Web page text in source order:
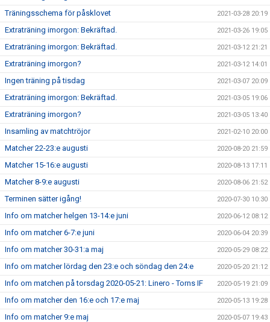
Träningsschema för påsklovet 2021-03-28 20:19
Extraträning imorgon: Bekräftad. 2021-03-26 19:05
Extraträning imorgon: Bekräftad. 2021-03-12 21:21
Extraträning imorgon? 2021-03-12 14:01
Ingen träning på tisdag 2021-03-07 20:09
Extraträning imorgon: Bekräftad. 2021-03-05 19:06
Extraträning imorgon? 2021-03-05 13:40
Insamling av matchtröjor 2021-02-10 20:00
Matcher 22-23:e augusti 2020-08-20 21:59
Matcher 15-16:e augusti 2020-08-13 17:11
Matcher 8-9:e augusti 2020-08-06 21:52
Terminen sätter igång! 2020-07-30 10:30
Info om matcher helgen 13-14:e juni 2020-06-12 08:12
Info om matcher 6-7:e juni 2020-06-04 20:39
Info om matcher 30-31:a maj 2020-05-29 08:22
Info om matcher lördag den 23:e och söndag den 24:e 2020-05-20 21:12
Info om matchen på torsdag 2020-05-21: Linero - Torns IF 2020-05-19 21:09
Info om matcher den 16:e och 17:e maj 2020-05-13 19:28
Info om matcher 9:e maj 2020-05-07 19:43